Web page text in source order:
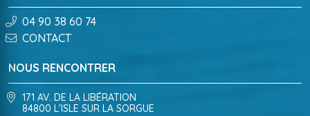
04 90 38 60 74
CONTACT
NOUS RENCONTRER
171 AV. DE LA LIBÉRATION
84800 L'ISLE SUR LA SORGUE